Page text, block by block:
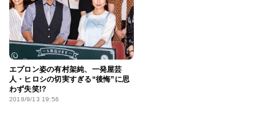
エプロン姿の有村架純、一発屋芸
人・ヒロシの切実すぎる“後悔”に思
わず失笑!?
2018/9/13 19:56